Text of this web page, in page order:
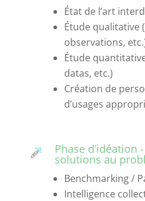
État de l’art
Étude qualitative
observations,
Étude
datas, etc.)
Création de
d’usages
Phase d’idéation
solutions au
Benchmarking /
Intelligence